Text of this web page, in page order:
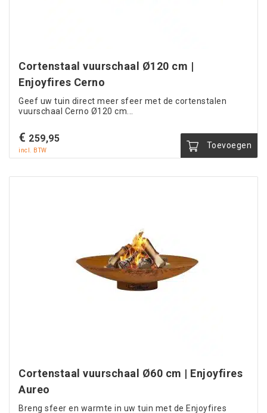
Cortenstaal vuurschaal Ø120 cm |
Enjoyfires Cerno
Geef uw tuin direct meer sfeer met de cortenstalen
vuurschaal Cerno Ø120 cm...
€ 259,95
incl. BTW
Toevoegen
Cortenstaal vuurschaal Ø60 cm | Enjoyfires
Aureo
Breng sfeer en warmte in uw tuin met de Enjoyfires